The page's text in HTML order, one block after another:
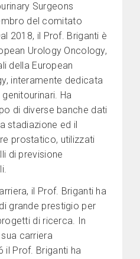
Surgeons
del comitato
2018, il Prof. Briganti è
Urology Oncology,
della European
interamente dedicata
Ha
di diverse banche dati
stadiazione ed il
prostatico, utilizzati
di previsione
il Prof. Briganti ha
grande prestigio per
di ricerca. In
carriera
il Prof. Briganti ha